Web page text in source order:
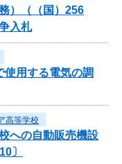
）（（国）256
入札
使用する電気の調
高等学校
への自動販売機設
〕